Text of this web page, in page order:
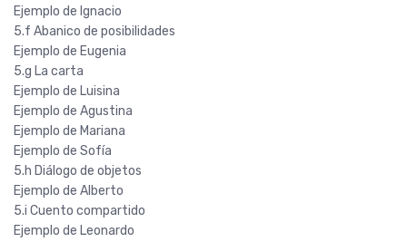
Ejemplo de Ignacio
5.f Abanico de posibilidades
Ejemplo de Eugenia
5.g La carta
Ejemplo de Luisina
Ejemplo de Agustina
Ejemplo de Mariana
Ejemplo de Sofía
5.h Diálogo de objetos
Ejemplo de Alberto
5.i Cuento compartido
Ejemplo de Leonardo